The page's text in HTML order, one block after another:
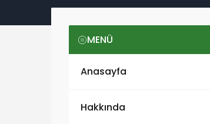
MENÜ
Anasayfa
Hakkında